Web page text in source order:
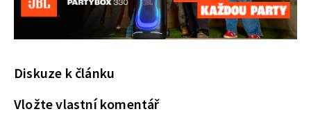
Diskuze k článku
Vložte vlastní komentář